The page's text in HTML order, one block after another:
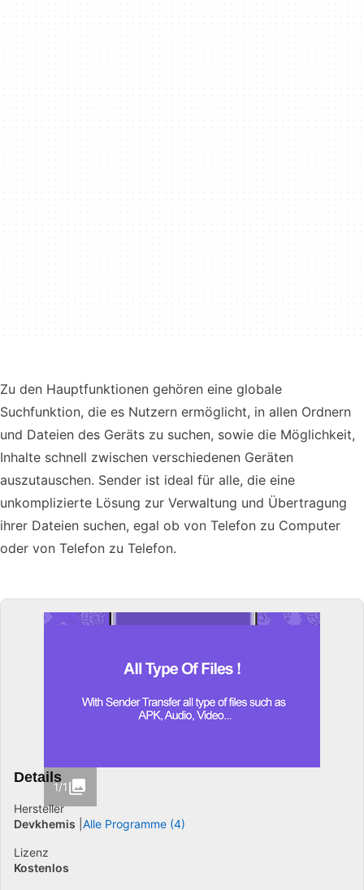
Zu den Hauptfunktionen gehören eine globale
Suchfunktion, die es Nutzern ermöglicht, in allen Ordnern
und Dateien des Geräts zu suchen, sowie die Möglichkeit,
Inhalte schnell zwischen verschiedenen Geräten
auszutauschen. Sender ist ideal für alle, die eine
unkomplizierte Lösung zur Verwaltung und Übertragung
ihrer Dateien suchen, egal ob von Telefon zu Computer
oder von Telefon zu Telefon.
1/1
Details
Hersteller
Devkhemis Alle Programme (4)
Lizenz
Kostenlos